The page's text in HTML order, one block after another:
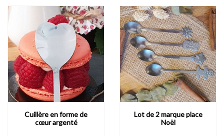
Cuillère en forme de
cœur argenté
Lot de 2 marque place
Noël